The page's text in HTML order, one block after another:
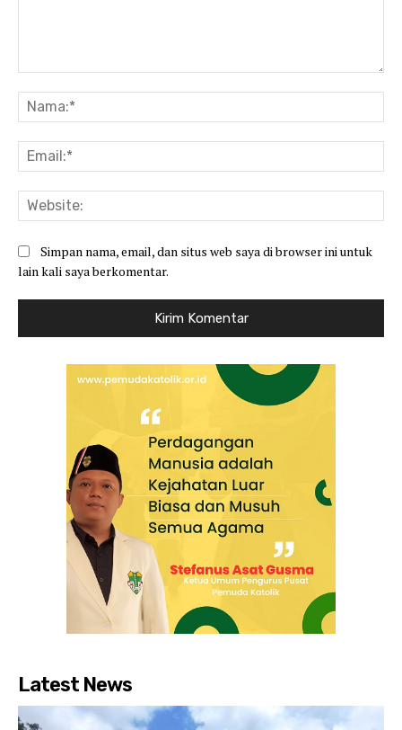
Simpan nama, email, dan situs web saya di browser ini untuk
lain kali saya berkomentar.
Latest News